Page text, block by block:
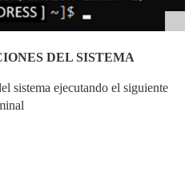
DEL SISTEMA
sistema ejecutando el siguiente